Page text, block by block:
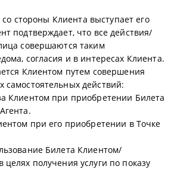
стороны Клиента выступает его
подтверждает, что все действия/
совершаются таким
согласия и в интересах Клиента.
Клиентом путем совершения
самостоятельных действий:
Клиентом при приобретении Билета
при его приобретении в Точке
Билета Клиентом/
получения услуги по показу